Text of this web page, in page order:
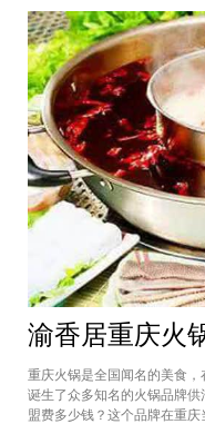
重庆火锅是全国闻名的美食
诞生了众多知名的火锅品牌
盟费多少钱？这个品牌在重